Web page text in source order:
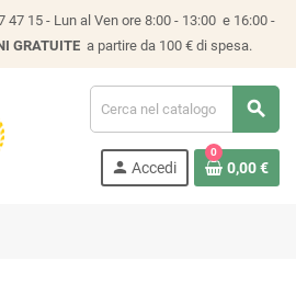
47 15 - Lun al Ven ore 8:00 - 13:00 e 16:00 -
GRATUITEa partire da 100 € di spesa.
search
person Accedi
0
0,00 €